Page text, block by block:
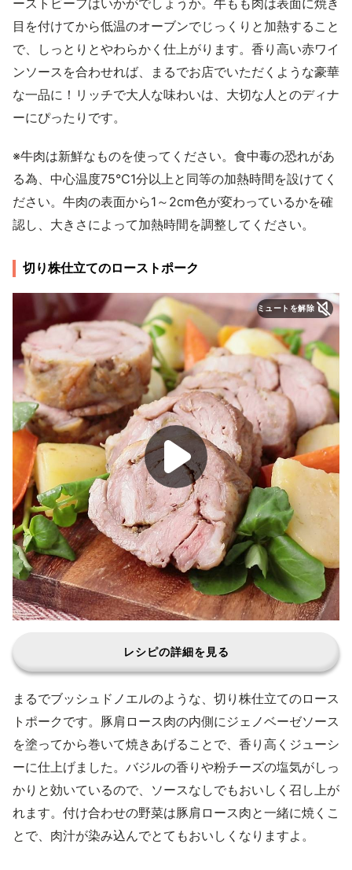
ーストビーフはいかがでしょうか。牛もも肉は表面に焼き
目を付けてから低温のオーブンでじっくりと加熱すること
で、しっとりとやわらかく仕上がります。香り高い赤ワイ
ンソースを合わせれば、まるでお店でいただくような豪華
な一品に！リッチで大人な味わいは、大切な人とのディナ
ーにぴったりです。
※牛肉は新鮮なものを使ってください。食中毒の恐れがあ
る為、中心温度75℃1分以上と同等の加熱時間を設けてく
ださい。牛肉の表面から1～2cm色が変わっているかを確
認し、大きさによって加熱時間を調整してください。
切り株仕立てのローストポーク
ミュートを解除
レシピの詳細を見る
まるでブッシュドノエルのような、切り株仕立てのロース
トポークです。豚肩ロース肉の内側にジェノベーゼソース
を塗ってから巻いて焼きあげることで、香り高くジューシ
ーに仕上げました。バジルの香りや粉チーズの塩気がしっ
かりと効いているので、ソースなしでもおいしく召し上が
れます。付け合わせの野菜は豚肩ロース肉と一緒に焼くこ
とで、肉汁が染み込んでとてもおいしくなりますよ。